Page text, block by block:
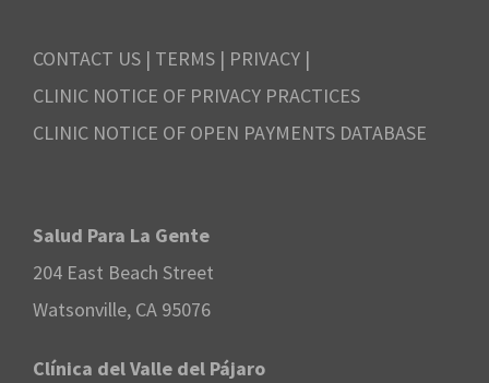
CONTACT US | TERMS | PRIVACY |
CLINIC NOTICE OF PRIVACY PRACTICES
CLINIC NOTICE OF OPEN PAYMENTS DATABASE
Salud Para La Gente
204 East Beach Street
Watsonville, CA 95076
Clínica del Valle del Pájaro